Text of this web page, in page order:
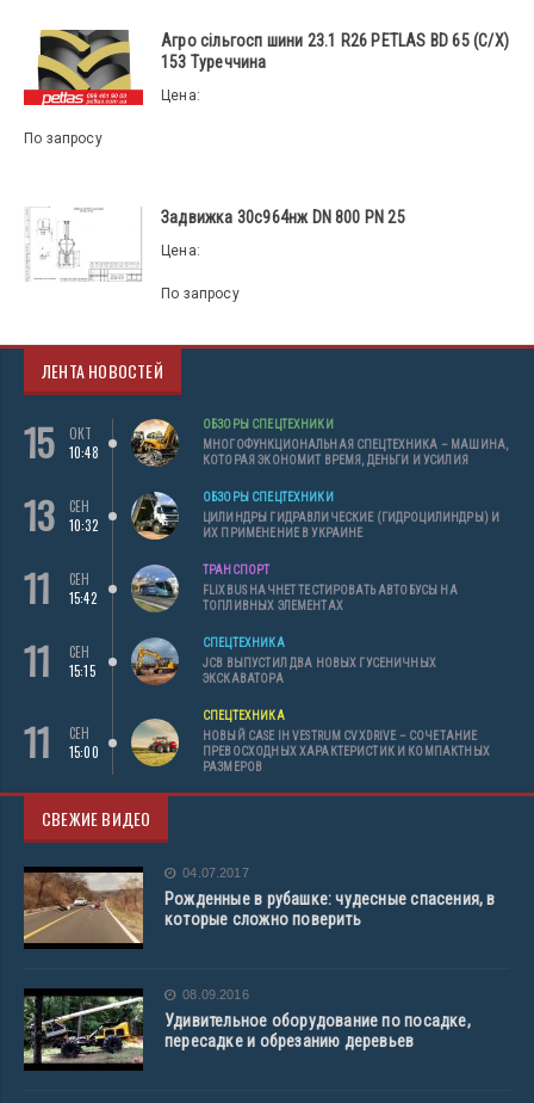
Агро сільгосп шини 23.1 R26 PETLAS BD 65 (С/Х)
153 Туреччина
Цена:
По запросу
Задвижка 30с964нж DN 800 PN 25
Цена:
По запросу
ЛЕНТА НОВОСТЕЙ
15
ОКТ
10:48
ОБЗОРЫ СПЕЦТЕХНИКИ
МНОГОФУНКЦИОНАЛЬНАЯ СПЕЦТЕХНИКА – МАШИНА,
КОТОРАЯ ЭКОНОМИТ ВРЕМЯ, ДЕНЬГИ И УСИЛИЯ
13
СЕН
10:32
ОБЗОРЫ СПЕЦТЕХНИКИ
ЦИЛИНДРЫ ГИДРАВЛИЧЕСКИЕ (ГИДРОЦИЛИНДРЫ) И
ИХ ПРИМЕНЕНИЕ В УКРАИНЕ
11
СЕН
15:42
ТРАНСПОРТ
FLIXBUS НАЧНЕТ ТЕСТИРОВАТЬ АВТОБУСЫ НА
ТОПЛИВНЫХ ЭЛЕМЕНТАХ
11
СЕН
15:15
СПЕЦТЕХНИКА
JCB ВЫПУСТИЛ ДВА НОВЫХ ГУСЕНИЧНЫХ
ЭКСКАВАТОРА
11
СЕН
15:00
СПЕЦТЕХНИКА
НОВЫЙ CASE IH VESTRUM CVXDRIVE – СОЧЕТАНИЕ
ПРЕВОСХОДНЫХ ХАРАКТЕРИСТИК И КОМПАКТНЫХ
РАЗМЕРОВ
СВЕЖИЕ ВИДЕО
04.07.2017
Рожденные в рубашке: чудесные спасения, в
которые сложно поверить
08.09.2016
Удивительное оборудование по посадке,
пересадке и обрезанию деревьев